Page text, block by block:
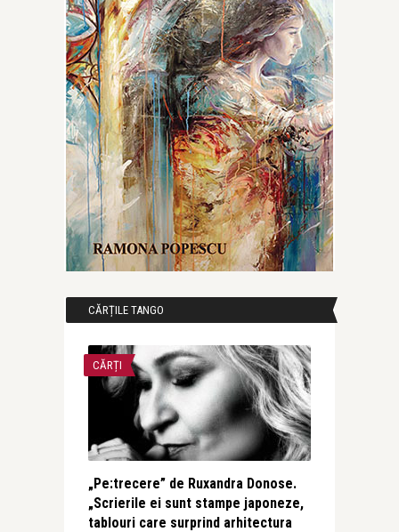
CĂRȚILE TANGO
CĂRȚI
„Pe:trecere” de Ruxandra Donose.
„Scrierile ei sunt stampe japoneze,
tablouri care surprind arhitectura